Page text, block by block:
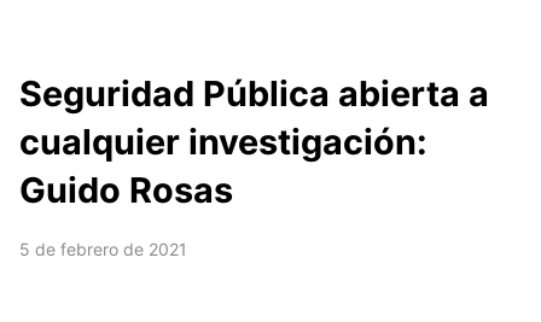
Seguridad Pública abierta a
cualquier investigación:
Guido Rosas
5 de febrero de 2021